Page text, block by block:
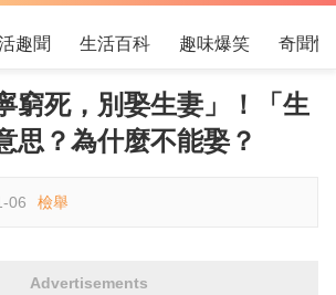
趣聞 生活百科 趣味爆笑 奇聞怪
窮死，別娶生妻」！「生
思？為什麼不能娶？
06 檢舉
Advertisements